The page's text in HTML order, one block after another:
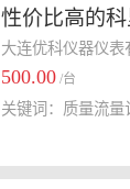
性价比高的
供应厂家分享
大连优科仪器仪表
500.00 /台
关键词：质量流量